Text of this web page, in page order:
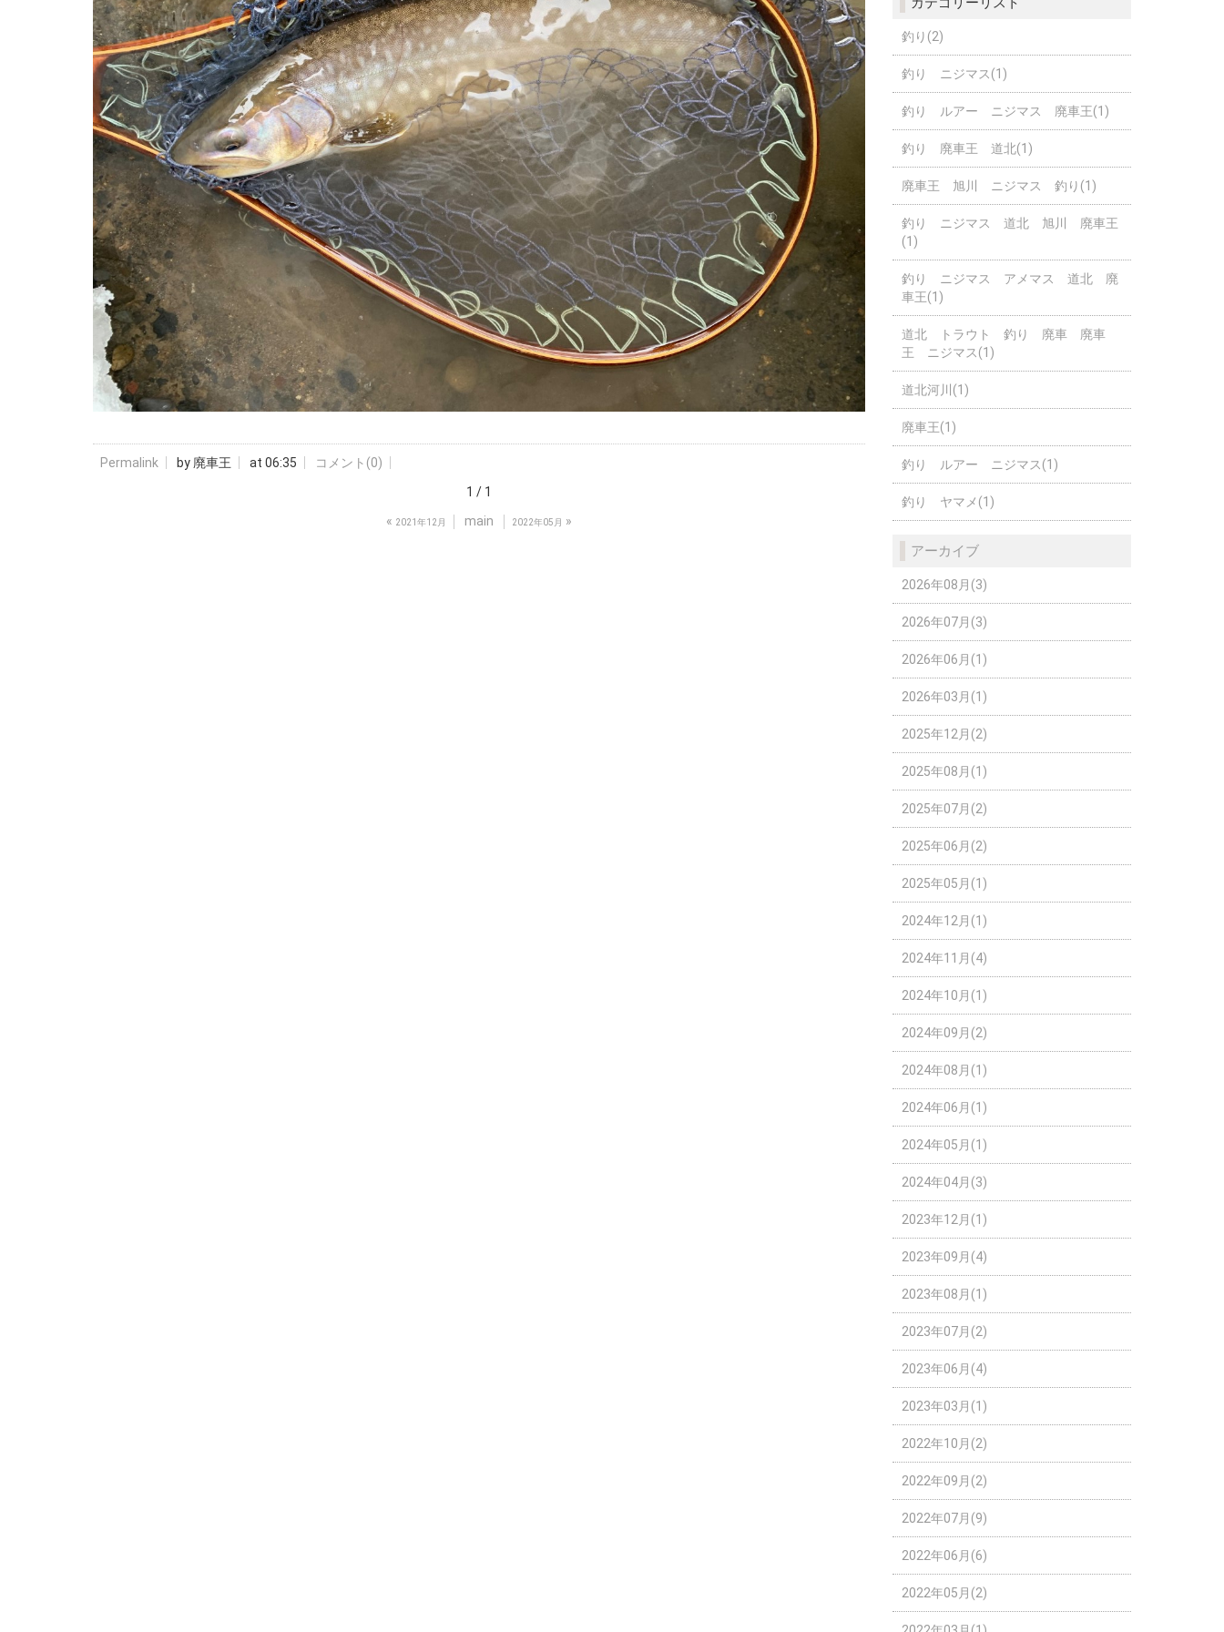
Permalink by 廃車王 at 06:35
コメント(0)
1 / 1
« 2021年12月 main 2022年05月 »
釣り(2)
釣り ニジマス(1)
釣り ルアー ニジマス 廃車王(1)
釣り 廃車王 道北(1)
廃車王 旭川 ニジマス 釣り(1)
釣り ニジマス 道北 旭川 廃車王
(1)
釣り ニジマス アメマス 道北 廃
車王(1)
道北 トラウト 釣り 廃車 廃車
王 ニジマス(1)
道北河川(1)
廃車王(1)
釣り ルアー ニジマス(1)
釣り ヤマメ(1)
アーカイブ
2026年08月(3)
2026年07月(3)
2026年06月(1)
2026年03月(1)
2025年12月(2)
2025年08月(1)
2025年07月(2)
2025年06月(2)
2025年05月(1)
2024年12月(1)
2024年11月(4)
2024年10月(1)
2024年09月(2)
2024年08月(1)
2024年06月(1)
2024年05月(1)
2024年04月(3)
2023年12月(1)
2023年09月(4)
2023年08月(1)
2023年07月(2)
2023年06月(4)
2023年03月(1)
2022年10月(2)
2022年09月(2)
2022年07月(9)
2022年06月(6)
2022年05月(2)